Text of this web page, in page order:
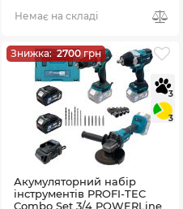
Немає на складі
Знижка: 2700 грн
3
3
Акумуляторний набір
інструментів PROFI-TEC
Combo Set 3/4 POWERLine